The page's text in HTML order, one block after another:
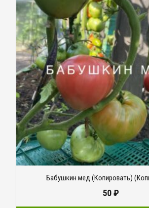
Бабушкин мед (Копировать)
50₽